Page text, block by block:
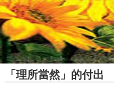
「理所當然」的付出